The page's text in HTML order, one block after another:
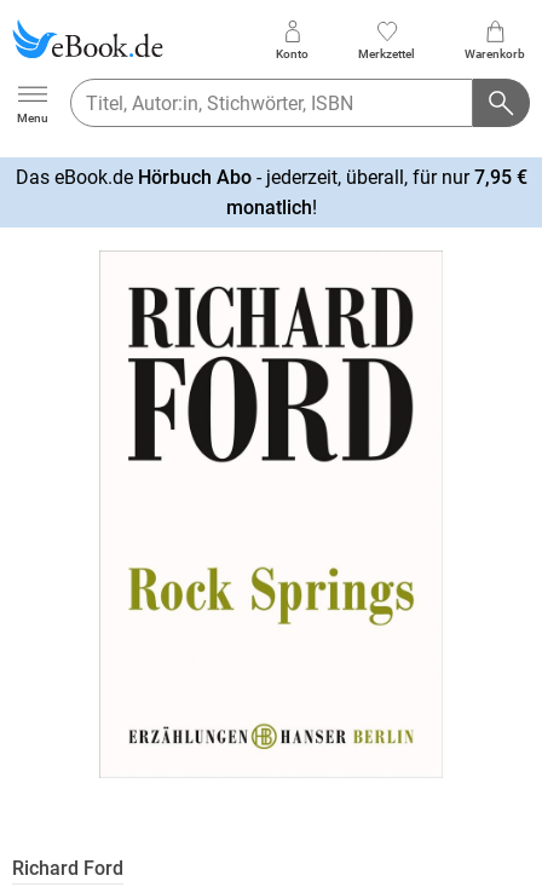
Ebook.de
Menu
Konto Merkzettel Warenkorb
Das eBook.de Hörbuch Abo- jederzeit, überall, für nur7,95 €
monatlich!
Richard Ford